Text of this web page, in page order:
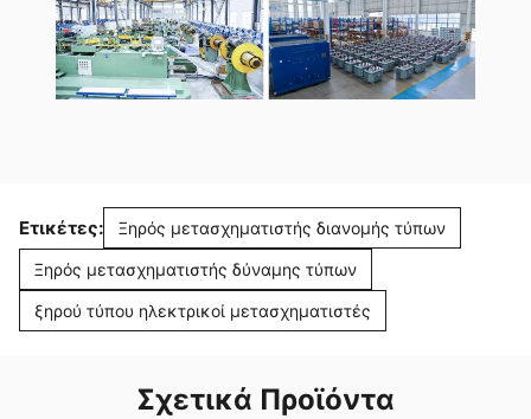
Ετικέτες: Ξηρός μετασχηματιστής διανομής τύπων
Ξηρός μετασχηματιστής δύναμης τύπων
ξηρού τύπου ηλεκτρικοί μετασχηματιστές
Σχετικά Προϊόντα